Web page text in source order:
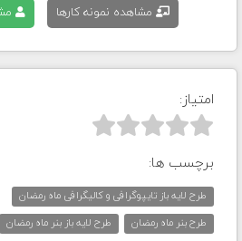
مشاهده نمونه کارها
امتیاز:



برچسب ها:
طرح لایه باز تایپوگرافی و کالیگرافی ماه رمضان
طرح بنر ماه رمضان
طرح لایه باز بنر ماه رمضان